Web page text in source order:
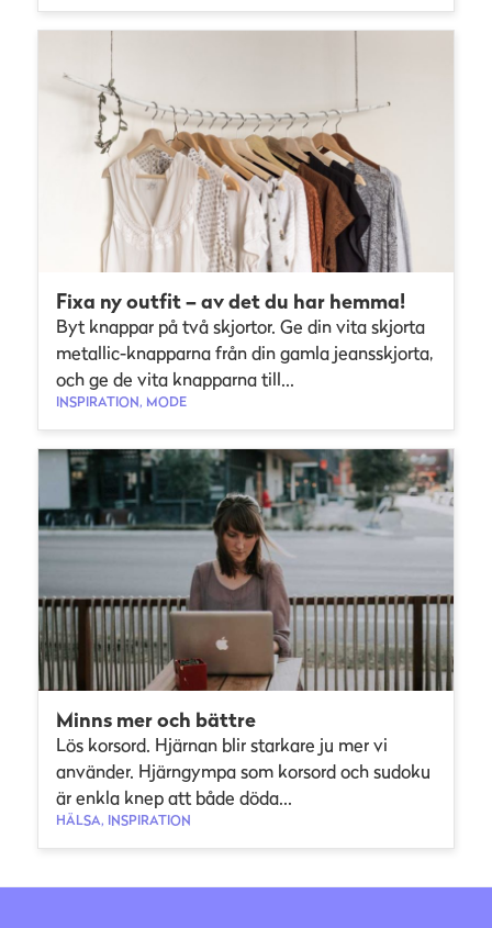
Fixa ny outfit – av det du har hemma!
Byt knappar på två skjortor. Ge din vita skjorta
metallic-knapparna från din gamla jeansskjorta,
och ge de vita knapparna till...
INSPIRATION, MODE
Minns mer och bättre
Lös korsord. Hjärnan blir starkare ju mer vi
använder. Hjärngympa som korsord och sudoku
är enkla knep att både döda...
HÄLSA, INSPIRATION